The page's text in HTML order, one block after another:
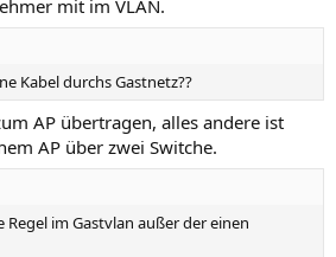
mit im VLAN.
Kabel durchs Gastnetz??
AP übertragen, alles andere ist
AP über zwei Switche.
im Gastvlan außer der einen